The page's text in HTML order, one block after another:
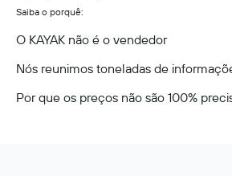
Saiba o porquê:
O KAYAK não é o vendedor
Nós reunimos toneladas de
Por que os preços não são 100%